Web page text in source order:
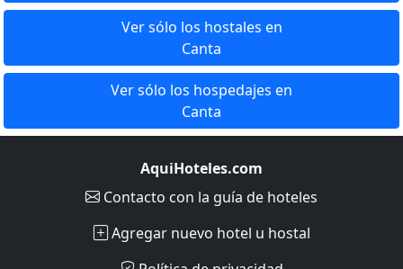
Ver sólo los hostales en
Canta
Ver sólo los hospedajes en
Canta
AquiHoteles.com
Contacto con la guía de hoteles
Agregar nuevo hotel u hostal